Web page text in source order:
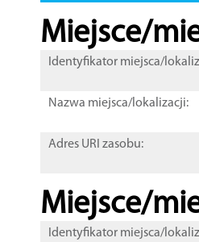
Miejsce/
Identyfikator miejsca/
Nazwa miejsca/lokalizacji:
Adres URI zasobu:
Miejsce/
Identyfikator miejsca/